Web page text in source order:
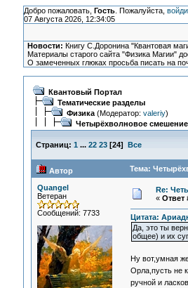
Добро пожаловать, Гость. Пожалуйста,
07 Августа 2026, 12:34:05
Новости: Книгу С.Доронина "Квантовая
Материалы старого сайта "Физика Магии"
О замеченных глюках просьба писать на
Квантовый Портал
Тематические разделы
Физика(Модератор: valeriy)
Четырёхволновое смешение
Страниц: 1 ... 22 23[24] Все
Автор Тема:
Quangel
Ветеран
Сообщений: 7733
Re:
« Ответ
Цитата:
Да, это ты
общее) и их
Ну вот,умная
Орла,пусть не
ручной и